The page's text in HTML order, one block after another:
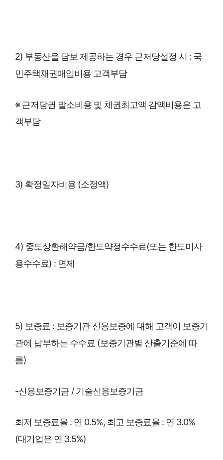
2) 부동산을 담보 제공하는 경우 근저당설정 시 : 국
민주택채권매입비용 고객부담
※ 근저당권 말소비용 및 채권최고액 감액비용은 고
객부담
3) 확정일자비용 (소정액)
4) 중도상환해약금/한도약정수수료(또는 한도미사
용수수료) : 면제
5) 보증료 : 보증기관 신용보증에 대해 고객이 보증기
관에 납부하는 수수료 (보증기관별 산출기준에 따
름)
-신용보증기금 / 기술신용보증기금
최저 보증료율 : 연 0.5%, 최고 보증료율 : 연 3.0%
(대기업은 연 3.5%)